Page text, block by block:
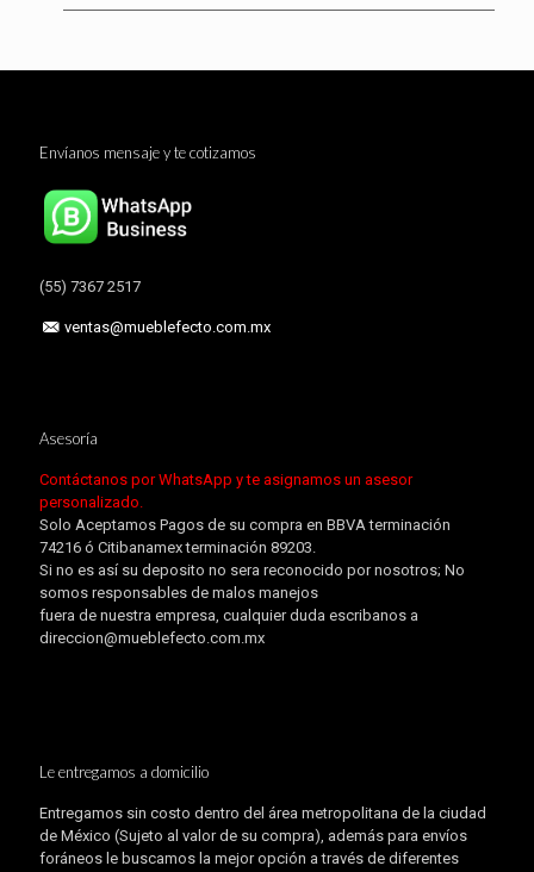
Envíanos mensaje y te cotizamos
(55) 7367 2517
ventas@mueblefecto.com.mx
Asesoría
Contáctanos por WhatsApp y te asignamos un asesor
personalizado.
Solo Aceptamos Pagos de su compra en BBVA terminación
74216 ó Citibanamex terminación 89203.
Si no es así su deposito no sera reconocido por nosotros; No
somos responsables de malos manejos
fuera de nuestra empresa, cualquier duda escribanos a
direccion@mueblefecto.com.mx
Le entregamos a domicilio
Entregamos sin costo dentro del área metropolitana de la ciudad
de México (Sujeto al valor de su compra), además para envíos
foráneos le buscamos la mejor opción a través de diferentes